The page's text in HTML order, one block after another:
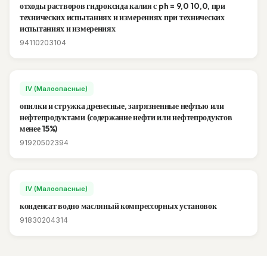
отходы растворов гидроксида калия с ph = 9,0 10,0, при
технических испытаниях и измерениях при технических
испытаниях и измерениях
94110203104
IV (Малоопасные)
опилки и стружка древесные, загрязненные нефтью или
нефтепродуктами (содержание нефти или нефтепродуктов
менее 15%)
91920502394
IV (Малоопасные)
конденсат водно масляный компрессорных установок
91830204314